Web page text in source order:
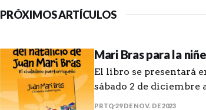
PRÓXIMOS ARTÍCULOS
Mari Bras para la
El libro se presentará
sábado 2 de diciembre
PRTQ 29 DE NOV. DE 2023